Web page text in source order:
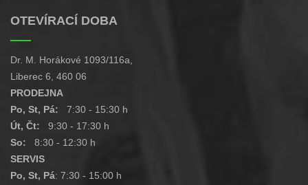
OTEVÍRACÍ DOBA
Dr. M. Horákové 1093/116a,
Liberec 6, 460 06
PRODEJNA
Po, St, Pá:
7:30 - 15:30 h
Út, Čt: 9:30 - 17:30 h
So: 8:30 - 12:30 h
SERVIS
Po, St, Pá: 7:30 - 15:00 h